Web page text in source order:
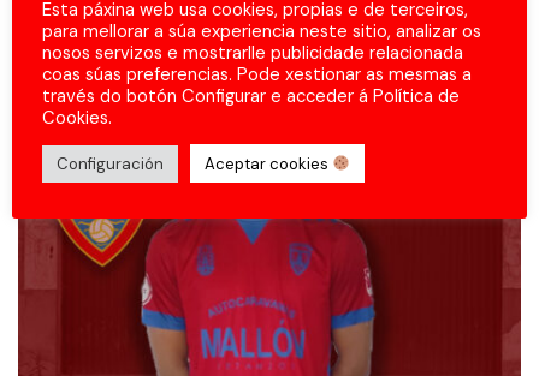
Esta páxina web usa cookies, propias e de terceiros,
para mellorar a súa experiencia neste sitio, analizar os
nosos servizos e mostrarlle publicidade relacionada
coas súas preferencias. Pode xestionar as mesmas a
través do botón Configurar e acceder á Política de
Cookies.
Configuración Aceptar cookies